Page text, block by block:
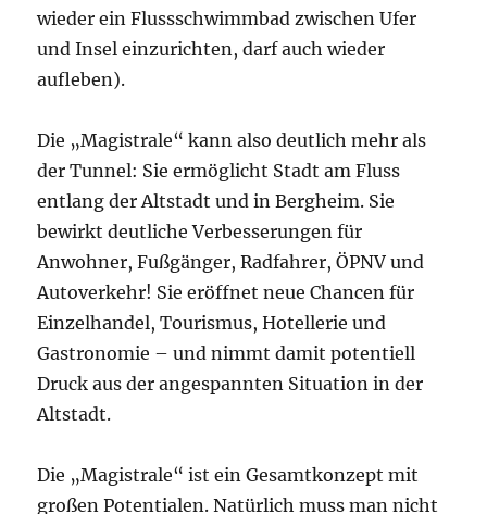
wieder ein Flussschwimmbad zwischen Ufer
und Insel einzurichten, darf auch wieder
aufleben).
Die „Magistrale“ kann also deutlich mehr als
der Tunnel: Sie ermöglicht Stadt am Fluss
entlang der Altstadt und in Bergheim. Sie
bewirkt deutliche Verbesserungen für
Anwohner, Fußgänger, Radfahrer, ÖPNV und
Autoverkehr! Sie eröffnet neue Chancen für
Einzelhandel, Tourismus, Hotellerie und
Gastronomie – und nimmt damit potentiell
Druck aus der angespannten Situation in der
Altstadt.
Die „Magistrale“ ist ein Gesamtkonzept mit
großen Potentialen. Natürlich muss man nicht